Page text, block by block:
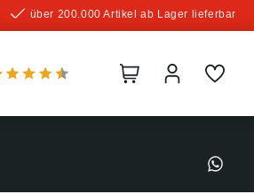
über 200.000 Artikel ab Lager lieferbar